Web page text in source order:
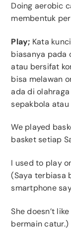
Doing aerobic
membentuk
Play; Kata
biasanya pada
atau bersifat
bisa melawan
ada di
sepakbola
We played
basket setiap
I used to play
(Saya terbiasa
smartphone
She doesn’t
bermain catur.)